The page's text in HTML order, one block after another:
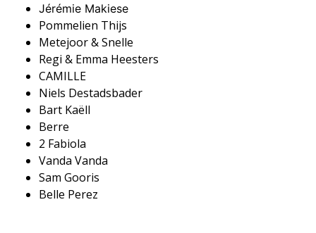
Jérémie Makiese
​Pommelien Thijs
​Metejoor & Snelle
​Regi & Emma Heesters
​CAMILLE
​Niels Destadsbader
​Bart Kaëll
​Berre
​2 Fabiola
​Vanda Vanda
​Sam Gooris
​Belle Perez